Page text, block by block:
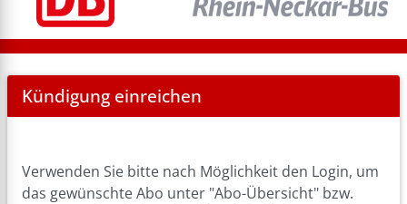
Cancel
Abo
Kündigung einreichen
Verwenden Sie bitte nach Möglichkeit den Login, um
das gewünschte Abo unter "Abo-Übersicht" bzw.